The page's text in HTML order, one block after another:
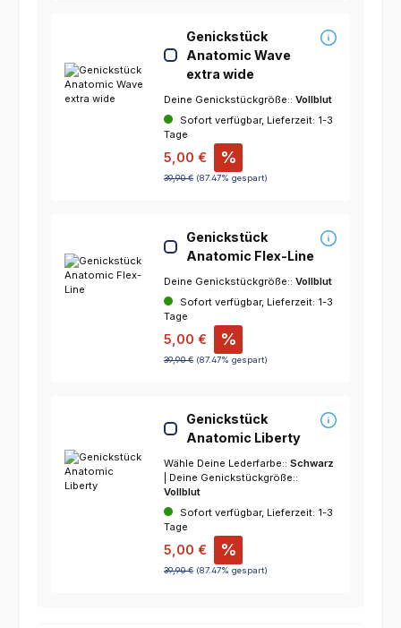
Genickstück
Anatomic Wave
extra wide
Deine Genickstückgröße::Vollblut
Sofort verfügbar, Lieferzeit: 1-3
Tage
5,00 € %
39,90 € (87.47% gespart)
Genickstück
Anatomic Flex-Line
Deine Genickstückgröße::Vollblut
Sofort verfügbar, Lieferzeit: 1-3
Tage
5,00 € %
39,90 € (87.47% gespart)
Genickstück
Anatomic Liberty
Wähle Deine Lederfarbe::Schwarz
| Deine Genickstückgröße::
Vollblut
Sofort verfügbar, Lieferzeit: 1-3
Tage
5,00 € %
39,90 € (87.47% gespart)